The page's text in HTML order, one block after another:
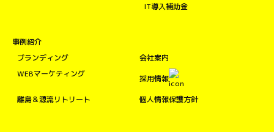
IT導入補助金
事例紹介
ブランディング
WEBマーケティング
離島＆源流リトリート
会社案内
採用情報
個人情報保護方針